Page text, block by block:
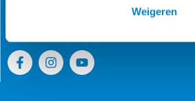
Weigeren
jodhpur rijbroeken, waterdichte